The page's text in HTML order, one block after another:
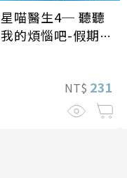
星喵醫生4─ 聽聽
我的煩惱吧-假期挑
NT$ 231